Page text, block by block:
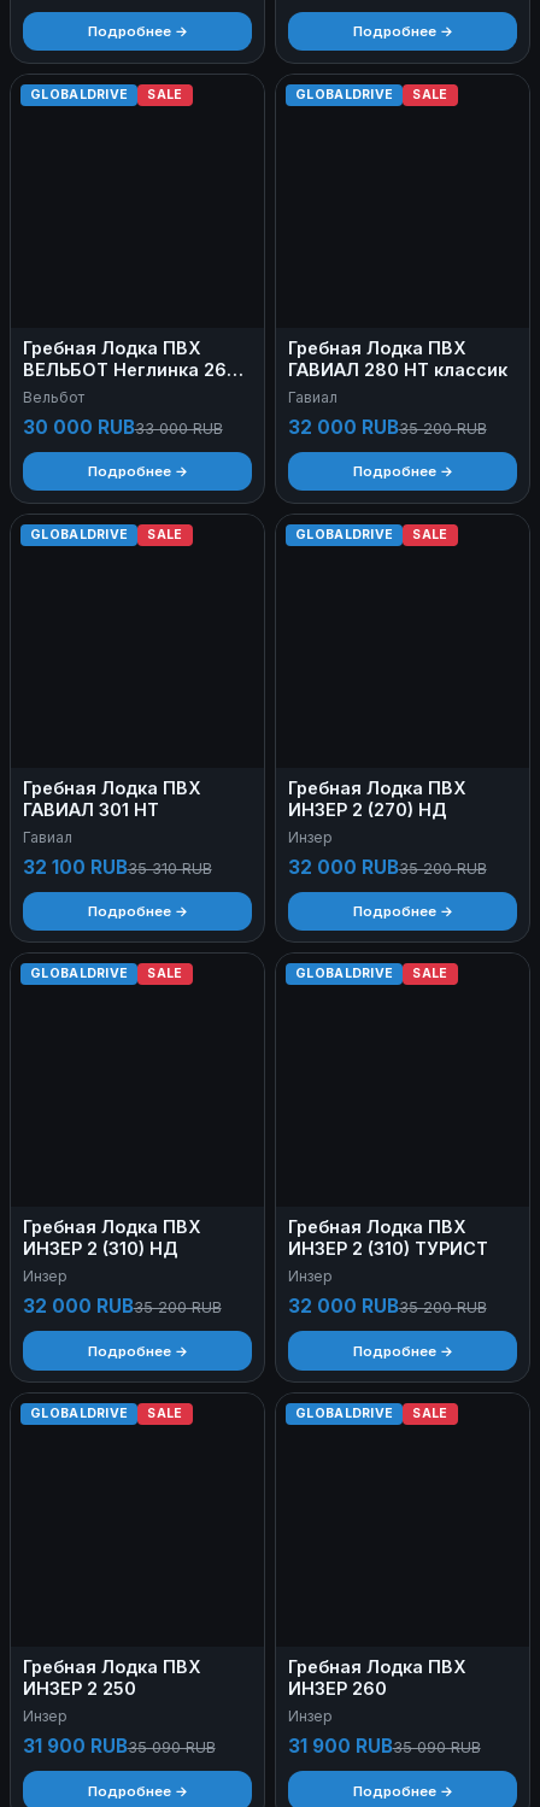
Подробнее → Подробнее →
GLOBALDRIVE SALE
Гребная Лодка ПВХ
ВЕЛЬБОТ Неглинка 260
НД
Вельбот
30 000 RUB33 000 RUB
Подробнее →
GLOBALDRIVE SALE
Гребная Лодка ПВХ
ГАВИАЛ 280 НТ классик
Гавиал
32 000 RUB35 200 RUB
Подробнее →
GLOBALDRIVE SALE
Гребная Лодка ПВХ
ГАВИАЛ 301 НТ
Гавиал
32 100 RUB35 310 RUB
Подробнее →
GLOBALDRIVE SALE
Гребная Лодка ПВХ
ИНЗЕР 2 (270) НД
Инзер
32 000 RUB35 200 RUB
Подробнее →
GLOBALDRIVE SALE
Гребная Лодка ПВХ
ИНЗЕР 2 (310) НД
Инзер
32 000 RUB35 200 RUB
Подробнее →
GLOBALDRIVE SALE
Гребная Лодка ПВХ
ИНЗЕР 2 (310) ТУРИСТ
Инзер
32 000 RUB35 200 RUB
Подробнее →
GLOBALDRIVE SALE
Гребная Лодка ПВХ
ИНЗЕР 2 250
Инзер
31 900 RUB35 090 RUB
Подробнее →
GLOBALDRIVE SALE
Гребная Лодка ПВХ
ИНЗЕР 260
Инзер
31 900 RUB35 090 RUB
Подробнее →